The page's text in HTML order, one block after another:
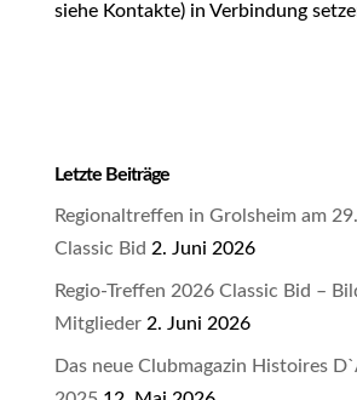
siehe Kontakte) in Verbindung
Letzte Beiträge
Regionaltreffen in Grolsheim am
Classic Bid 2. Juni 2026
Regio-Treffen 2026 Classic Bid –
Mitglieder 2. Juni 2026
Das neue Clubmagazin Histoires